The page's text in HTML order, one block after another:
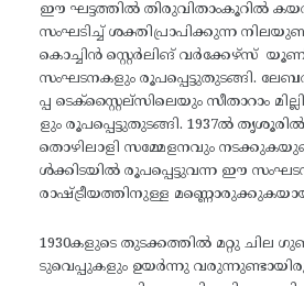
ഈ ഘട്ടത്തിൽ തിരുവിതാംകൂറിൽ
സംഘടിച്ച് ശക്തിപ്രാപിക്കുന്ന
കൊച്ചിൻ സ്റ്റെർലിങ് വർക്കേഴ്സ്
സംഘടനകളും രൂപപ്പെട്ടുതുടങ്ങി.
പ്പ ടെക്സ്റ്റൈല്സിലെയും സീതാറാം
ളും രൂപപ്പെട്ടുതുടങ്ങി. 1937ൽ
തൊഴിലാളി സമ്മേളനവും
ൾക്കിടയിൽ രൂപപ്പെട്ടുവന്ന ഈ
രാഷ്ട്രീയത്തിനുള്ള
1930കളുടെ തുടക്കത്തിൽ മറ്റു ചില
ടുവെപ്പുകളും ഉയർന്നു